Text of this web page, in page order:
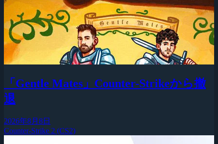
「Gentle Mates」Counter-Strikeから撤
退
2026年8月8日
Counter-Strike 2 (CS2)